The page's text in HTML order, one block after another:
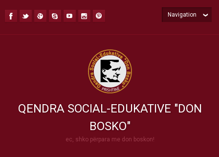
QENDRA SOCIAL-EDUKATIVE "DON
BOSKO"
ec, shko përpara me don boskon!
Navigation